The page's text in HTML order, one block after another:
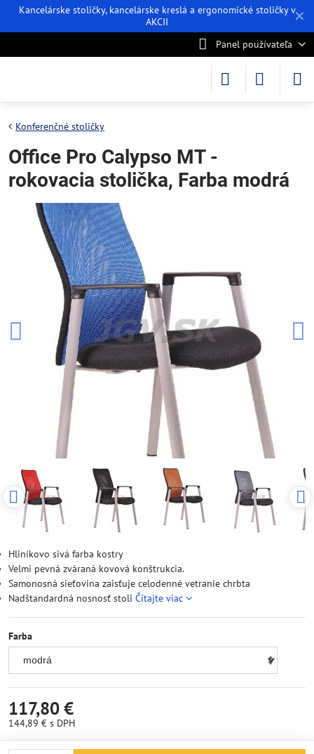
✕
Kancelárske stoličky, kancelárske kreslá a ergonomické stoličky v
AKCII
Panel používateľa
Konferenčné stoličky
Office Pro Calypso MT -
rokovacia stolička, Farba modrá
Hliníkovo sivá farba kostry
Velmi pevná zváraná kovová konštrukcia.
Samonosná sieťovina zaisťuje celodenné vetranie chrbta
Nadštandardná nosnosť stoli Čítajte viac
Farba
117,80 €
144,89 € s DPH